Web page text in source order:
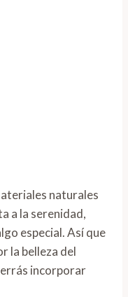
naturales
a la serenidad,
especial. Así que
la belleza del
incorporar